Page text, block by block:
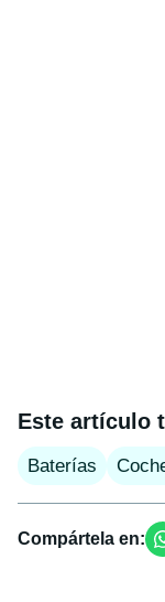
Este artículo
Baterías
Compártela en: